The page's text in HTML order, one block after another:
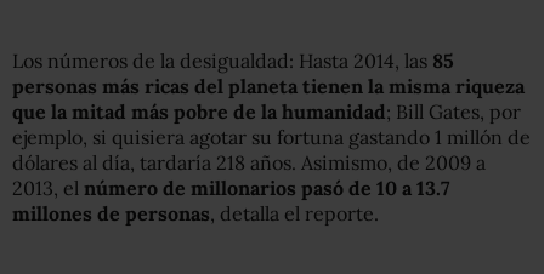
Los números de la desigualdad: Hasta 2014, las 85
personas más ricas del planeta tienen la misma riqueza
que la mitad más pobre de la humanidad; Bill Gates, por
ejemplo, si quisiera agotar su fortuna gastando 1 millón de
dólares al día, tardaría 218 años. Asimismo, de 2009 a
2013, el número de millonarios pasó de 10 a 13.7
millones de personas, detalla el reporte.